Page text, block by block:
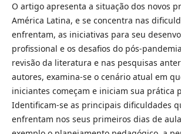
O artigo apresenta a situação dos novos
América Latina, e se concentra nas
enfrentam, as iniciativas para seu
profissional e os desafios do pós-
revisão da literatura e nas pesquisas
autores, examina-se o cenário atual em
iniciantes começam e iniciam sua prática
Identificam-se as principais dificuldades
enfrentam nos seus primeiros dias de